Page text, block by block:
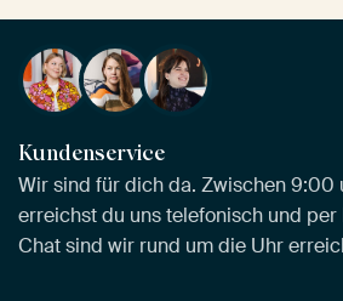
Kundenservice
Wir sind für dich da. Zwischen 9:00
erreichst du uns telefonisch und
Chat sind wir rund um die Uhr